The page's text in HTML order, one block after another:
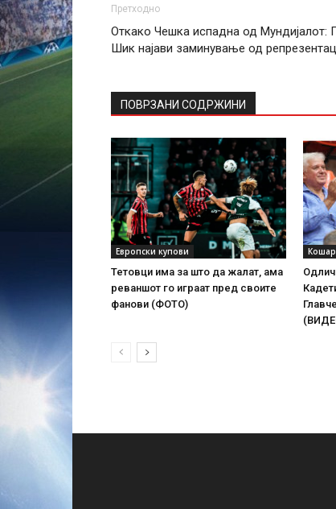
Претходно
Откако Чешка испадна од Мундијалот:
Шик најави заминување од
ПОВРЗАНИ СОДРЖИНИ
Европски купови
Тетовци има за што да жалат, ама
реваншот го играат пред своите
фанови (ФОТО)